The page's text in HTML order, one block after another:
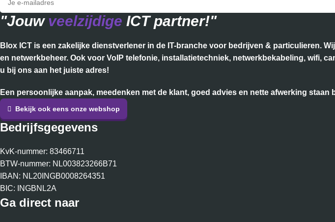
"Jouw veelzijdige ICT partner!"
Blox ICT is een zakelijke dienstverlener in de IT-branche voor bedrijven & particulieren.
en netwerkbeheer. Ook voor VoIP telefonie, installatietechniek, netwerkbekabeling, wifi,
u bij ons aan het juiste adres!
Een persoonlijke aanpak, meedenken met de klant, goed advies en nette afwerking staan
Bekijk ook eens onze webshop
Bedrijfsgegevens
KvK-nummer: 83466711
BTW-nummer: NL003823266B71
IBAN: NL20INGB0008264351
BIC: INGBNL2A
Ga direct naar